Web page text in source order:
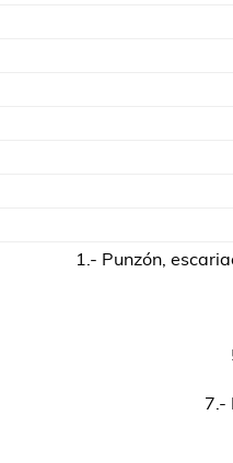
1.- Punzón,
7.-